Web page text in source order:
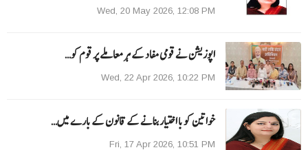
Wed, 20 May 2026, 12:08 PM
اپوزیشن نے قومی مفاد کے ہر معاملے پر قوم کو…
Wed, 22 Apr 2026, 10:22 PM
خواتین کو با اختیار بنانے کے قانون کے بارے میں…
Fri, 17 Apr 2026, 10:51 PM